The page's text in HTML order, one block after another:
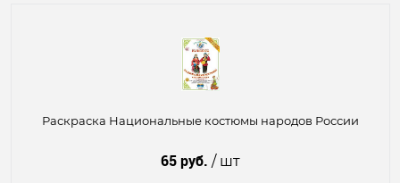
Раскраска Национальные костюмы народов России
65 руб. / шт